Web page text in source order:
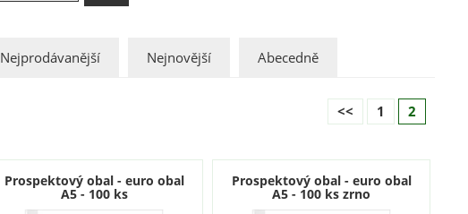
Nejprodávanější Nejnovější Abecedně
<< 1 2
Prospektový obal - euro obal
A5 - 100 ks
Prospektový obal - euro obal
A5 - 100 ks zrno